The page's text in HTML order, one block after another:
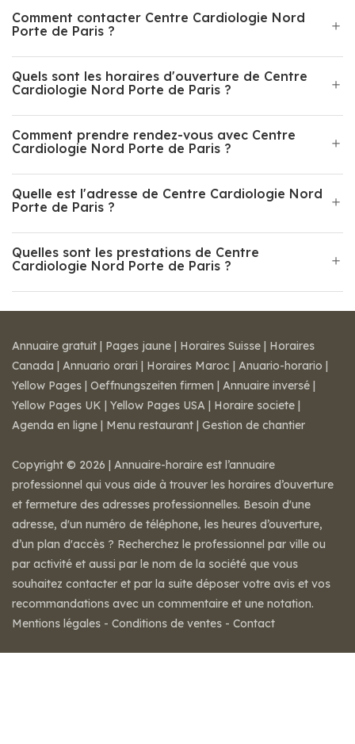
Comment contacter Centre Cardiologie Nord
Porte de Paris ?
Quels sont les horaires d'ouverture de Centre
Cardiologie Nord Porte de Paris ?
Comment prendre rendez-vous avec Centre
Cardiologie Nord Porte de Paris ?
Quelle est l'adresse de Centre Cardiologie Nord
Porte de Paris ?
Quelles sont les prestations de Centre
Cardiologie Nord Porte de Paris ?
Annuaire gratuit | Pages jaune | Horaires Suisse | Horaires
Canada | Annuario orari | Horaires Maroc | Anuario-horario |
Yellow Pages | Oeffnungszeiten firmen | Annuaire inversé |
Yellow Pages UK | Yellow Pages USA | Horaire societe |
Agenda en ligne | Menu restaurant | Gestion de chantier
Copyright © 2026 | Annuaire-horaire est l’annuaire
professionnel qui vous aide à trouver les horaires d’ouverture
et fermeture des adresses professionnelles. Besoin d'une
adresse, d'un numéro de téléphone, les heures d’ouverture,
d’un plan d'accès ? Recherchez le professionnel par ville ou
par activité et aussi par le nom de la société que vous
souhaitez contacter et par la suite déposer votre avis et vos
recommandations avec un commentaire et une notation.
Mentions légales - Conditions de ventes - Contact